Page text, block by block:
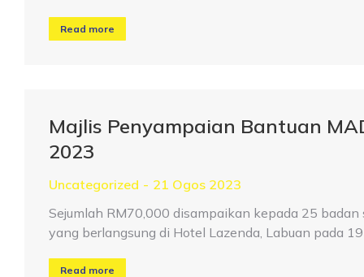
Read more
Majlis Penyampaian Bantuan
2023
Uncategorized
21 Ogos 2023
Sejumlah RM70,000 disampaikan kepada 25
yang berlangsung di Hotel Lazenda, Labuan pada
Read more